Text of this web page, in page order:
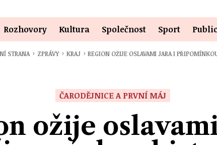
Rozhovory Kultura Společnost Sport
STRANA › ZPRÁVY › KRAJ › REGION OŽIJE OSLAVAMI JARA I
ČARODĚJNICE A PRVNÍ MÁJ
ožije